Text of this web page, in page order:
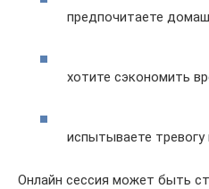
предпочитаете
хотите сэкономить
испытываете тревогу
Онлайн сессия может быть